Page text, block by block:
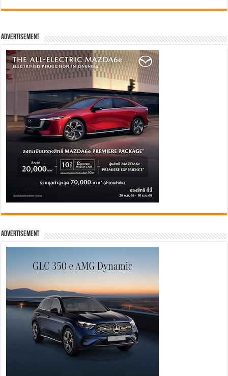
Advertisement
Advertisement